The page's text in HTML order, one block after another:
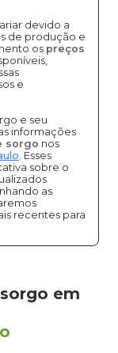
devido a
de produção e
os preços
e
e seu
informações
sorgo nos
. Esses
sobre o
as
recentes para
em